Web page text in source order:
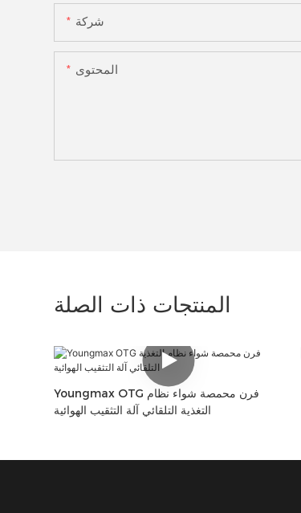
شركة
المحتوى
المنتجات ذات الصلة
Youngmax OTG فرن محمصة شواء نظام
التغذية التلقائي آلة التثقيب الهوائية